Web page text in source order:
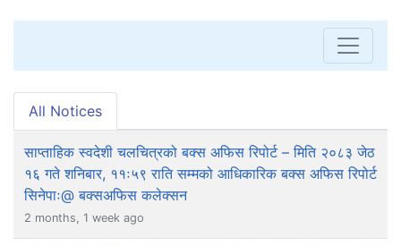
All Notices
साप्ताहिक स्वदेशी चलचित्रको बक्स अफिस रिपोर्ट – मिति २०८३ जेठ
१६ गते शनिबार, ११ः५९ राति सम्मको आधिकारिक बक्स अफिस रिपोर्ट
सिनेपाः@ बक्सअफिस कलेक्सन
2 months, 1 week ago